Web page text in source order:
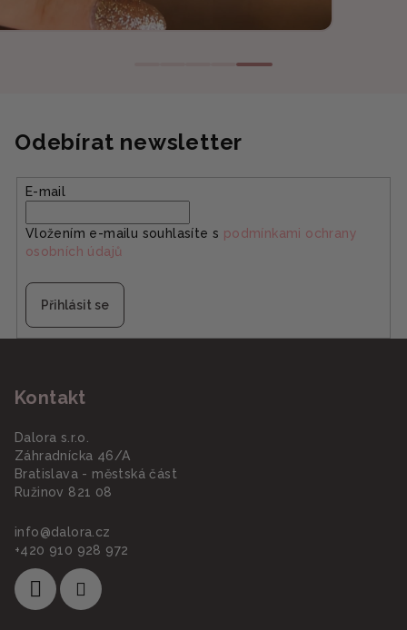
Odebírat newsletter
E-mail
Vložením e-mailu souhlasíte s podmínkami ochrany
osobních údajů
Přihlásit se
Kontakt
Dalora s.r.o.
Záhradnícka 46/A
Bratislava - městská část
Ružinov 821 08
info@dalora.cz
+420 910 928 972